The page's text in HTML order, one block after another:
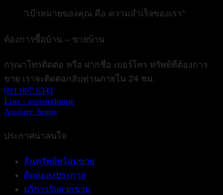
"เป้าหมายของคุณ คือ ความสำเร็จของเรา"
ต้องการซื้อบ้าน – ขายบ้าน
กรุณาโทรติดต่อ หรือ ฝากชื่อ เบอร์โทร ทรัพย์ที่ต้องการ
ขาย เราจะติดต่อกลับท่านภายใน 24 ชม.
091 007 6341
Line : assisterhome
Assister_home
ประกาศน่าสนใจ
สินทรัพย์พร้อมขาย
ติดต่อลงประกาศ
บริการรับฝากขาย